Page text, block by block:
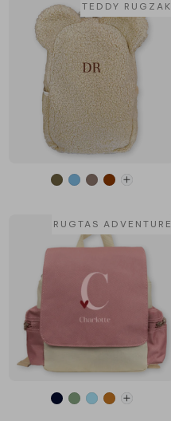
TEDDY RUGZAK
RUGTAS ADVENTURE